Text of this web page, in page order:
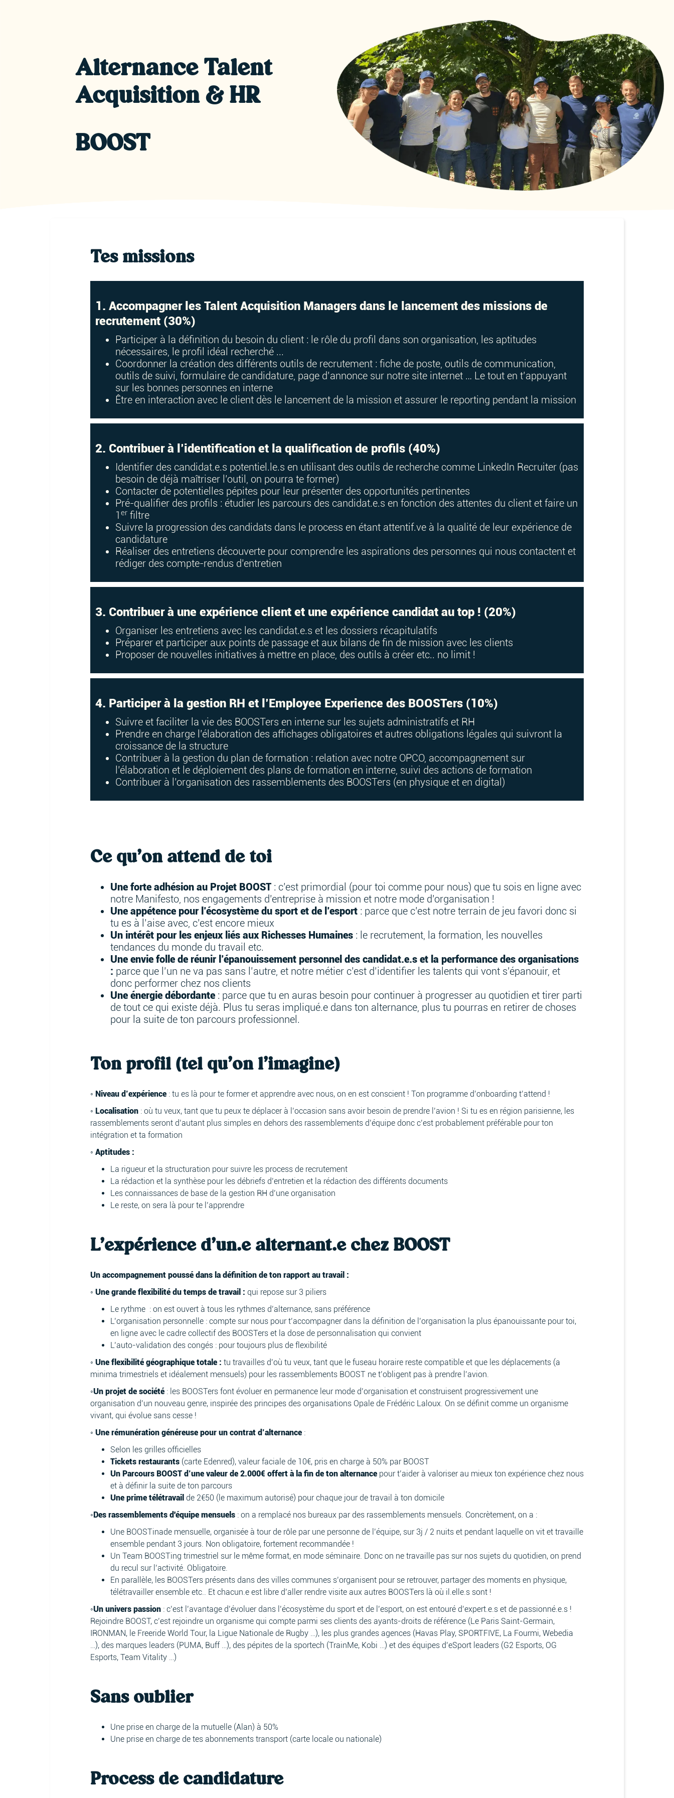
Alternance Talent
Acquisition & HR
BOOST
Tes missions
1. Accompagner les Talent Acquisition Managers dans le lancement des missions de
recrutement (30%)
Participer à la définition du besoin du client : le rôle du profil dans son organisation, les aptitudes
nécessaires, le profil idéal recherché ...
Coordonner la création des différents outils de recrutement : fiche de poste, outils de communication,
outils de suivi, formulaire de candidature, page d’annonce sur notre site internet … Le tout en t’appuyant
sur les bonnes personnes en interne
Être en interaction avec le client dès le lancement de la mission et assurer le reporting pendant la mission
2. Contribuer à l’identification et la qualification de profils (40%)
Identifier des candidat.e.s potentiel.le.s en utilisant des outils de recherche comme LinkedIn Recruiter (pas
besoin de déjà maîtriser l’outil, on pourra te former)
Contacter de potentielles pépites pour leur présenter des opportunités pertinentes
Pré-qualifier des profils : étudier les parcours des candidat.e.s en fonction des attentes du client et faire un
1 er filtre
Suivre la progression des candidats dans le process en étant attentif.ve à la qualité de leur expérience de
candidature
Réaliser des entretiens découverte pour comprendre les aspirations des personnes qui nous contactent et
rédiger des compte-rendus d’entretien
3. Contribuer à une expérience client et une expérience candidat au top ! (20%)
Organiser les entretiens avec les candidat.e.s et les dossiers récapitulatifs
Préparer et participer aux points de passage et aux bilans de fin de mission avec les clients
Proposer de nouvelles initiatives à mettre en place, des outils à créer etc.. no limit !
4. Participer à la gestion RH et l’Employee Experience des BOOSTers (10%)
Suivre et faciliter la vie des BOOSTers en interne sur les sujets administratifs et RH
Prendre en charge l’élaboration des affichages obligatoires et autres obligations légales qui suivront la
croissance de la structure
Contribuer à la gestion du plan de formation : relation avec notre OPCO, accompagnement sur
l’élaboration et le déploiement des plans de formation en interne, suivi des actions de formation
Contribuer à l’organisation des rassemblements des BOOSTers (en physique et en digital)
Ce qu’on attend de toi
Une forte adhésion au Projet BOOST : c’est primordial (pour toi comme pour nous) que tu sois en ligne avec
notre Manifesto, nos engagements d’entreprise à mission et notre mode d’organisation !
Une appétence pour l’écosystème du sport et de l’esport : parce que c’est notre terrain de jeu favori donc si
tu es à l’aise avec, c’est encore mieux
Un intérêt pour les enjeux liés aux Richesses Humaines : le recrutement, la formation, les nouvelles
tendances du monde du travail etc.
Une envie folle de réunir l’épanouissement personnel des candidat.e.s et la performance des organisations
: parce que l’un ne va pas sans l’autre, et notre métier c’est d’identifier les talents qui vont s’épanouir, et
donc performer chez nos clients
Une énergie débordante : parce que tu en auras besoin pour continuer à progresser au quotidien et tirer parti
de tout ce qui existe déjà. Plus tu seras impliqué.e dans ton alternance, plus tu pourras en retirer de choses
pour la suite de ton parcours professionnel.
Ton profil (tel qu’on l’imagine)
◦ Niveau d’expérience : tu es là pour te former et apprendre avec nous, on en est conscient ! Ton programme d’onboarding t’attend !
◦ Localisation : où tu veux, tant que tu peux te déplacer à l’occasion sans avoir besoin de prendre l’avion ! Si tu es en région parisienne, les
rassemblements seront d’autant plus simples en dehors des rassemblements d’équipe donc c’est probablement préférable pour ton
intégration et ta formation
◦ Aptitudes :
La rigueur et la structuration pour suivre les process de recrutement
La rédaction et la synthèse pour les débriefs d’entretien et la rédaction des différents documents
Les connaissances de base de la gestion RH d’une organisation
Le reste, on sera là pour te l’apprendre
L'expérience d'un.e alternant.e chez BOOST
Un accompagnement poussé dans la définition de ton rapport au travail :
◦ Une grande flexibilité du temps de travail : qui repose sur 3 piliers
Le rythme : on est ouvert à tous les rythmes d’alternance, sans préférence
L’organisation personnelle : compte sur nous pour t’accompagner dans la définition de l’organisation la plus épanouissante pour toi,
en ligne avec le cadre collectif des BOOSTers et la dose de personnalisation qui convient
L’auto-validation des congés : pour toujours plus de flexibilité
◦ Une flexibilité géographique totale : tu travailles d’où tu veux, tant que le fuseau horaire reste compatible et que les déplacements (a
minima trimestriels et idéalement mensuels) pour les rassemblements BOOST ne t’obligent pas à prendre l’avion.
◦Un projet de société : les BOOSTers font évoluer en permanence leur mode d’organisation et construisent progressivement une
organisation d’un nouveau genre, inspirée des principes des organisations Opale de Frédéric Laloux. On se définit comme un organisme
vivant, qui évolue sans cesse !
◦ Une rémunération généreuse pour un contrat d’alternance :
Selon les grilles officielles
Tickets restaurants (carte Edenred), valeur faciale de 10€, pris en charge à 50% par BOOST
Un Parcours BOOST d’une valeur de 2.000€ offert à la fin de ton alternance pour t’aider à valoriser au mieux ton expérience chez nous
et à définir la suite de ton parcours
Une prime télétravail de 2€50 (le maximum autorisé) pour chaque jour de travail à ton domicile
◦Des rassemblements d'équipe mensuels : on a remplacé nos bureaux par des rassemblements mensuels. Concrètement, on a :
Une BOOSTinade mensuelle, organisée à tour de rôle par une personne de l’équipe, sur 3j / 2 nuits et pendant laquelle on vit et travaille
ensemble pendant 3 jours. Non obligatoire, fortement recommandée !
Un Team BOOSTing trimestriel sur le même format, en mode séminaire. Donc on ne travaille pas sur nos sujets du quotidien, on prend
du recul sur l’activité. Obligatoire.
En parallèle, les BOOSTers présents dans des villes communes s’organisent pour se retrouver, partager des moments en physique,
télétravailler ensemble etc.. Et chacun.e est libre d’aller rendre visite aux autres BOOSTers là où il.elle.s sont !
◦Un univers passion : c’est l’avantage d’évoluer dans l’écosystème du sport et de l’esport, on est entouré d’expert.e.s et de passionné.e.s !
Rejoindre BOOST, c’est rejoindre un organisme qui compte parmi ses clients des ayants-droits de référence (Le Paris Saint-Germain,
IRONMAN, le Freeride World Tour, la Ligue Nationale de Rugby …), les plus grandes agences (Havas Play, SPORTFIVE, La Fourmi, Webedia
…), des marques leaders (PUMA, Buff …), des pépites de la sportech (TrainMe, Kobi …) et des équipes d’eSport leaders (G2 Esports, OG
Esports, Team Vitality …)
Sans oublier
Une prise en charge de la mutuelle (Alan) à 50%
Une prise en charge de tes abonnements transport (carte locale ou nationale)
Process de candidature